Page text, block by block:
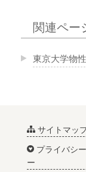
関連ペー
東京大学物
サイトマッ
プライバシ
ー